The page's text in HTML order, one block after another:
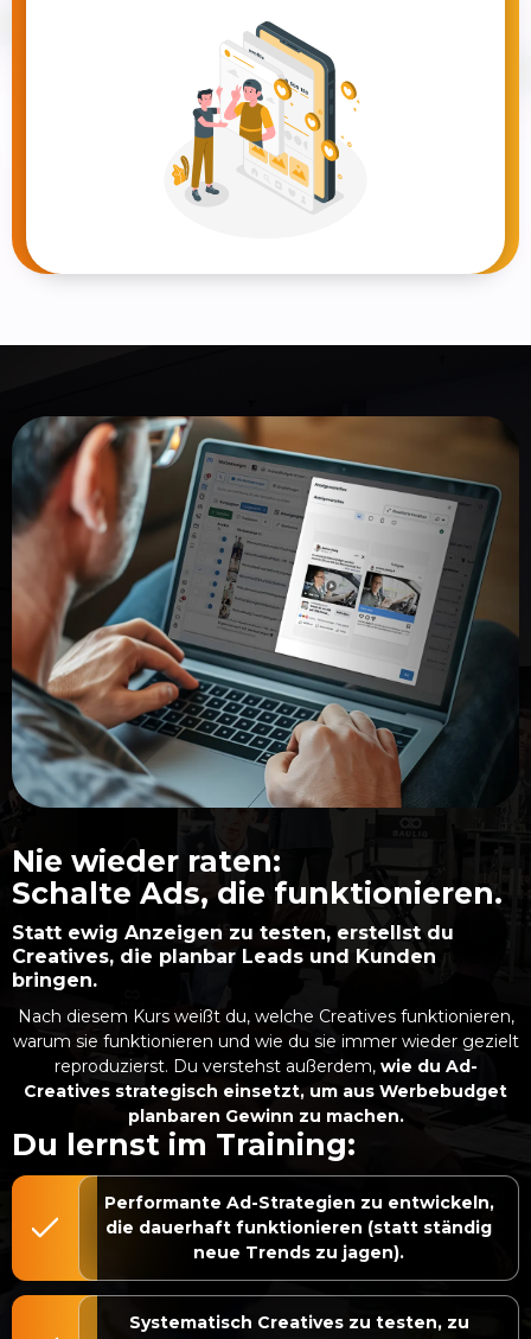
Nie wieder raten:
Schalte Ads, die funktionieren.
Statt ewig Anzeigen zu testen, erstellst du
Creatives, die planbar Leads und Kunden
bringen.
Nach diesem Kurs weißt du, welche Creatives funktionieren,
warum sie funktionieren und wie du sie immer wieder gezielt
reproduzierst. Du verstehst außerdem, wie du Ad-
Creatives strategisch einsetzt, um aus Werbebudget
planbaren Gewinn zu machen.
Du lernst im Training:
Performante Ad-Strategien zu entwickeln,
die dauerhaft funktionieren (statt ständig
neue Trends zu jagen).
Systematisch Creatives zu testen, zu